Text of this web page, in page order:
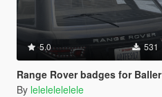
5.0 531
Range Rover badges for Baller
By lelelelelelele